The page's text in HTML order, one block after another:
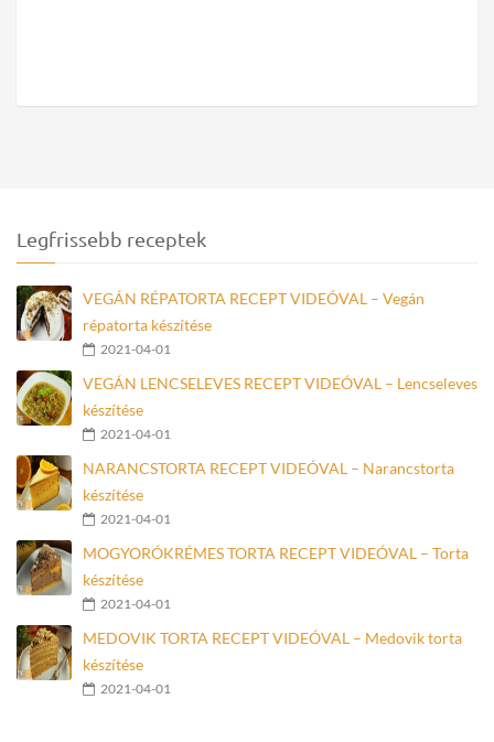
Legfrissebb receptek
VEGÁN RÉPATORTA RECEPT VIDEÓVAL – Vegán
répatorta készítése
2021-04-01
VEGÁN LENCSELEVES RECEPT VIDEÓVAL – Lencseleves
készítése
2021-04-01
NARANCSTORTA RECEPT VIDEÓVAL – Narancstorta
készítése
2021-04-01
MOGYORÓKRÉMES TORTA RECEPT VIDEÓVAL – Torta
készítése
2021-04-01
MEDOVIK TORTA RECEPT VIDEÓVAL – Medovik torta
készítése
2021-04-01